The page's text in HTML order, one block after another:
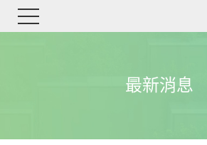
最新消息